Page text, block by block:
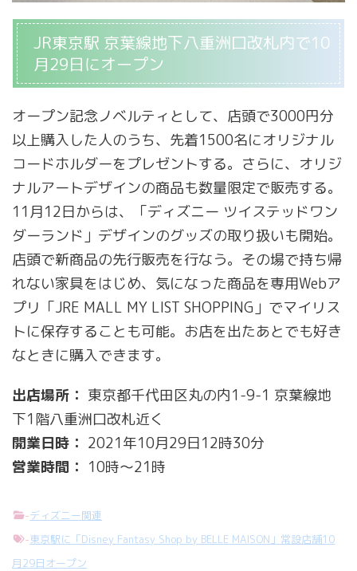
JR東京駅 京葉線地下八重洲口改札内で10
月29日にオープン
オープン記念ノベルティとして、店頭で3000円分
以上購入した人のうち、先着1500名にオリジナル
コードホルダーをプレゼントする。さらに、オリジ
ナルアートデザインの商品も数量限定で販売する。
11月12日からは、「ディズニー ツイステッドワン
ダーランド」デザインのグッズの取り扱いも開始。
店頭で新商品の先行販売を行なう。その場で持ち帰
れない家具をはじめ、気になった商品を専用Webア
プリ「JRE MALL MY LIST SHOPPING」でマイリス
トに保存することも可能。お店を出たあとでも好き
なときに購入できます。
出店場所： 東京都千代田区丸の内1-9-1 京葉線地
下1階八重洲口改札近く
開業日時： 2021年10月29日12時30分
営業時間： 10時～21時
-ディズニー関連
-東京駅に「Disney Fantasy Shop by BELLE MAISON」常設店舗10
月29日オープン